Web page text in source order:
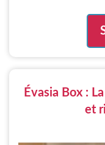
Évasia Box :
et